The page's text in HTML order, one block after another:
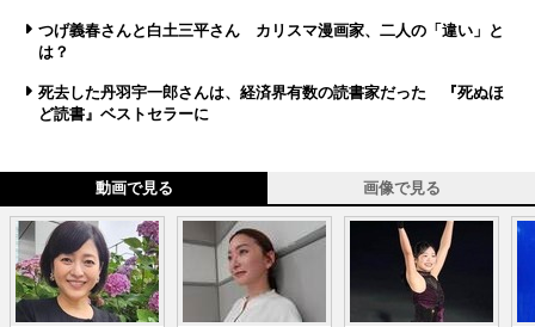
つげ義春さんと白土三平さん カリスマ漫画家、二人の「違い」と
は？
死去した丹羽宇一郎さんは、経済界有数の読書家だった 『死ぬほ
ど読書』ベストセラーに
動画で見る 画像で見る